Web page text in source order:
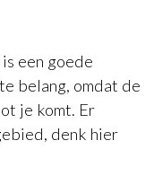
een goede
belang, omdat de
je komt. Er
denk hier